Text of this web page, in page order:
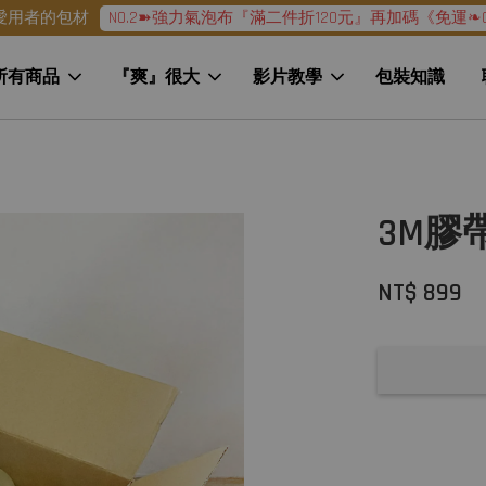
用者的包材 NO.2➽強力氣泡布『滿二件折120元』再加碼《免運
有商品 『爽』很大 影片教學 包裝知識
3M膠
NT$ 899